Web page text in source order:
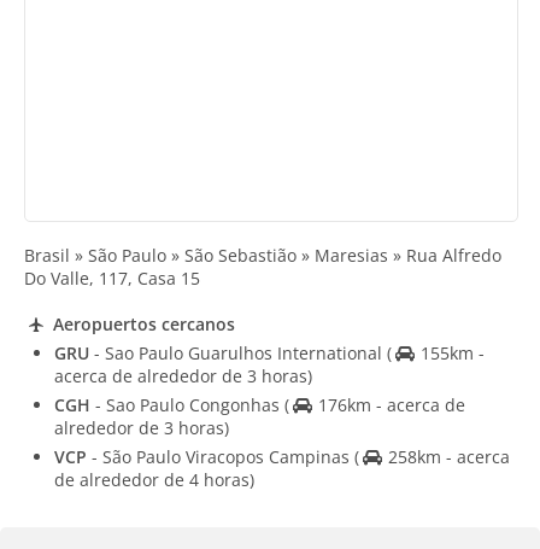
Brasil » São Paulo » São Sebastião » Maresias » Rua Alfredo
Do Valle, 117, Casa 15
Aeropuertos cercanos
GRU - Sao Paulo Guarulhos International (
155km -
acerca de alrededor de 3 horas)
CGH - Sao Paulo Congonhas (
176km - acerca de
alrededor de 3 horas)
VCP - São Paulo Viracopos Campinas (
258km - acerca
de alrededor de 4 horas)